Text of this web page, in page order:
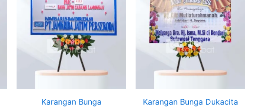
Karangan Bunga
Karangan Bunga Dukacita